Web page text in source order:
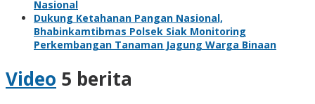
Nasional
Dukung Ketahanan Pangan Nasional,
Bhabinkamtibmas Polsek Siak Monitoring
Perkembangan Tanaman Jagung Warga Binaan
Video 5 berita